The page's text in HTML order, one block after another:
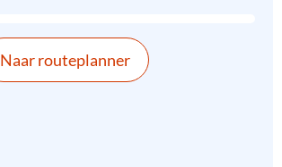
Naar routeplanner